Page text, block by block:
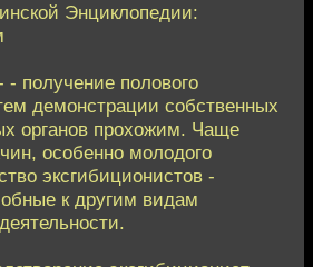
Энциклопедии:
получение полового
демонстрации собственных
органов прохожим. Чаще
особенно молодого
эксгибиционистов -
к другим видам